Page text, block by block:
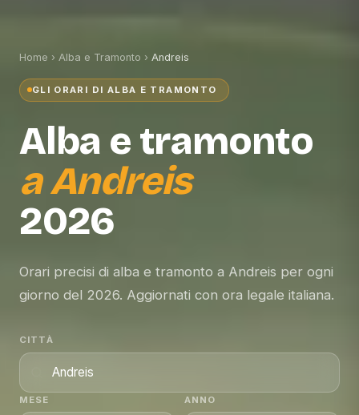
Home › Alba e Tramonto › Andreis
GLI ORARI DI ALBA E TRAMONTO
Alba e tramonto
aAndreis
2026
Orari precisi di alba e tramonto a Andreis per ogni
giorno del 2026. Aggiornati con ora legale italiana.
CITTÀ
MESE ANNO